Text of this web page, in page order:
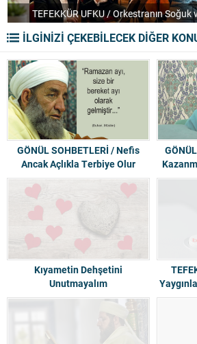
TEFEKKÜR UFKU / Orkestranın Soğuk ve
İLGİNİZİ ÇEKEBİLECEK DİĞER
GÖNÜL SOHBETLERİ / Nefis
Ancak Açlıkla Terbiye Olur
Kıyametin Dehşetini
Unutmayalım